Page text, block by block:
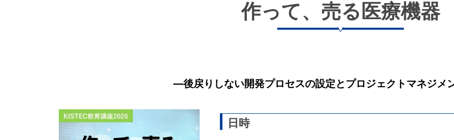
作って、売る医療機器
―後戻りしない開発プロセスの設定とプロジェクトマネジメ
日時